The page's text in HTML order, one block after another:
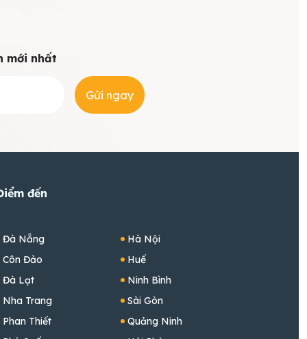
mới nhất
Gửi ngay
đến
Đà Nẵng
Côn Đảo
Đà Lạt
Nha Trang
Phan Thiết
Hà Nội
Huế
Ninh Bình
Sài Gòn
Quảng Ninh